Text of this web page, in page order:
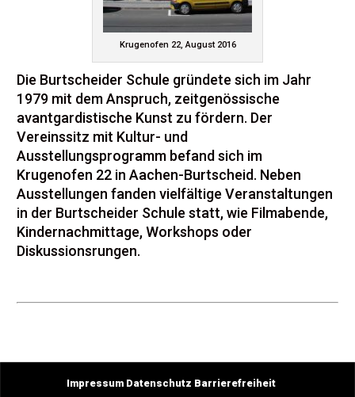
Krugenofen 22, August 2016
Die Burtscheider Schule gründete sich im Jahr
1979 mit dem Anspruch, zeitgenössische
avantgardistische Kunst zu fördern. Der
Vereinssitz mit Kultur- und
Ausstellungsprogramm befand sich im
Krugenofen 22 in Aachen-Burtscheid. Neben
Ausstellungen fanden vielfältige Veranstaltungen
in der Burtscheider Schule statt, wie Filmabende,
Kindernachmittage, Workshops oder
Diskussionsrungen.
Impressum Datenschutz Barrierefreiheit